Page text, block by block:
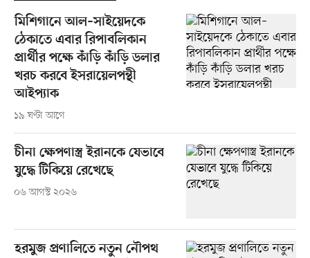
মিশিগানে আল–সাইয়েদকে
ঠেকাতে এবার রিপাবলিকান
প্রার্থীর পক্ষে কাঁড়ি কাঁড়ি ডলার
খরচ করবে ইসরায়েলপন্থী
আইপ্যাক
১৯ ঘণ্টা আগে
চীনা ক্ষেপণাস্ত্র ইরানকে যেভাবে
যুদ্ধে টিকিয়ে রেখেছে
০৬ আগস্ট ২০২৬
হরমুজ প্রণালিতে নতুন নৌপথ